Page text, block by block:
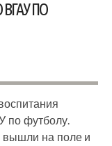
ПО
по футболу.
вышли на поле и